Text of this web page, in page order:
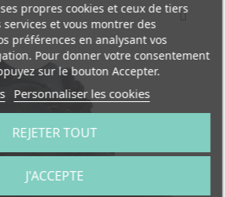
propres cookies et ceux de tiers
et vous montrer des
préférences en analysant vos
Pour donner votre consentement
sur le bouton Accepter.
Personnaliser les cookies
REJETER TOUT
J'ACCEPTE